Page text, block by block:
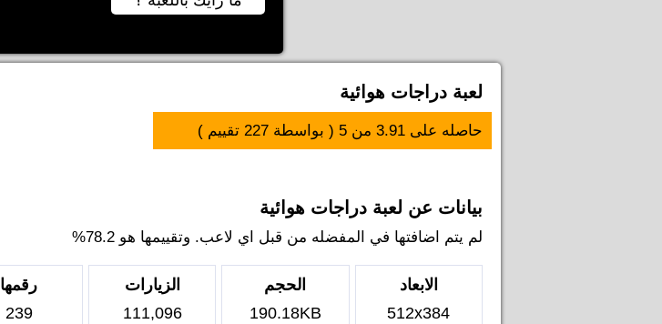
لعبة دراجات هوائية
حاصله على 3.91 من 5 ( بواسطة 227 تقييم )
بيانات عن لعبة دراجات هوائية
لم يتم اضافتها في المفضله من قبل اي لاعب. وتقييمها هو 78.2%
الابعاد
512x384
الحجم
190.18KB
الزيارات
111,096
رقمها
239